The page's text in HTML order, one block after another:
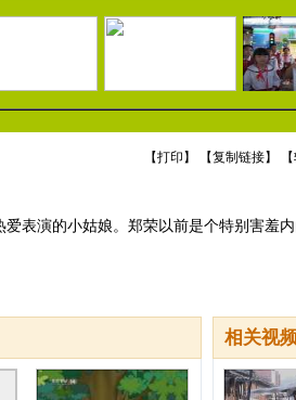
【打印 】 【复制链接】 【
表演的小姑娘。郑荣以前是个特别害羞
相关视